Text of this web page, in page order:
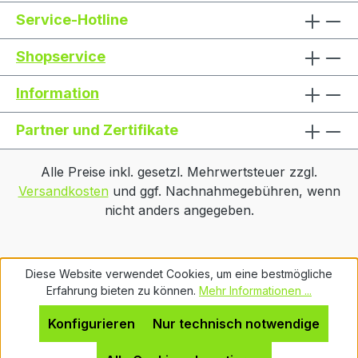
Service-Hotline
Shopservice
Information
Partner und Zertifikate
Alle Preise inkl. gesetzl. Mehrwertsteuer zzgl.
Versandkostenund ggf. Nachnahmegebühren, wenn
nicht anders angegeben.
Diese Website verwendet Cookies, um eine bestmögliche
Erfahrung bieten zu können. Mehr Informationen ...
Nur technisch notwendige
Konfigurieren